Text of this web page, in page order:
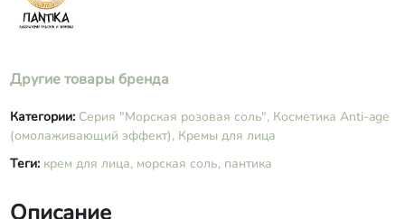
Другие товары бренда
Категории: Серия "Морская розовая соль", Косметика Anti-age
(омолаживающий эффект), Кремы для лица
Теги: крем для лица, морская соль, пантика
Описание